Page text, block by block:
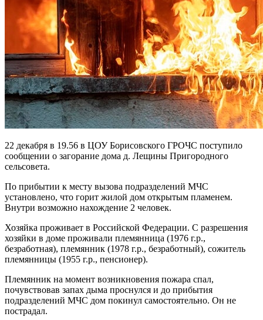
22 декабря в 19.56 в ЦОУ Борисовского ГРОЧС поступило
сообщении о загорание дома д. Лещины Пригородного
сельсовета.
По прибытии к месту вызова подразделений МЧС
установлено, что горит жилой дом открытым пламенем.
Внутри возможно нахождение 2 человек.
Хозяйка проживает в Российской Федерации. С разрешения
хозяйки в доме проживали племянница (1976 г.р.,
безработная), племянник (1978 г.р., безработный), сожитель
племянницы (1955 г.р., пенсионер).
Племянник на момент возникновения пожара спал,
почувствовав запах дыма проснулся и до прибытия
подразделений МЧС дом покинул самостоятельно. Он не
пострадал.